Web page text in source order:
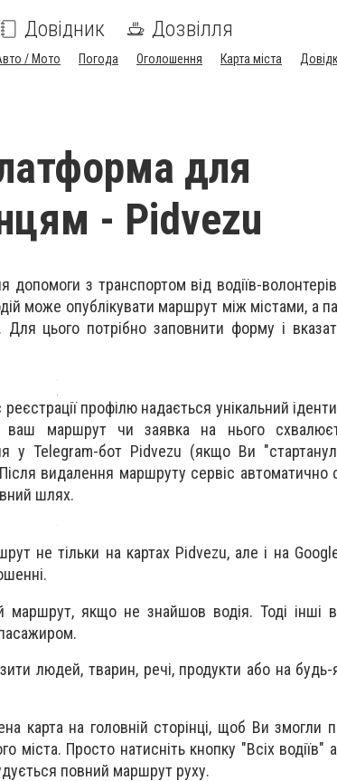
Довідник Дозвілля
/ Мото Погода Оголошення Карта міста
для
- Pidvezu
з транспортом від водіїв-
може опублікувати маршрут між містами, а
цього потрібно заповнити форму і
профілю надається унікальний
ваш маршрут чи заявка на нього
у Telegram-бот Pidvezu (якщо Ви
видалення маршруту сервіс автоматично
шлях.
не тільки на картах Pidvezu, але і на
якщо не знайшов водія. Тоді інші
людей, тварин, речі, продукти або на будь-
карта на головній сторінці, щоб Ви змогли
міста. Просто натисніть кнопку "Всіх водіїв"
повний маршрут руху.